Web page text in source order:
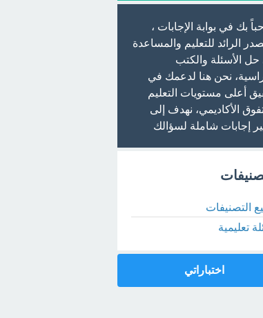
بك في بوابة الإجابات ،
الرائد للتعليم والمساعدة
الأسئلة والكتب
نحن هنا لدعمك في
أعلى مستويات التعليم
الأكاديمي، نهدف إلى
إجابات شاملة لسؤالك
التصنيفات
تعليمية
اختباراتي